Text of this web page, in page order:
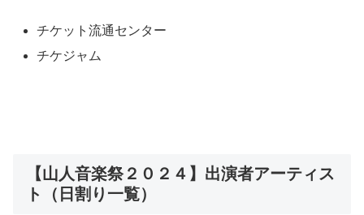
チケット流通センター
チケジャム
【山人音楽祭２０２４】出演者アーティス
ト（日割り一覧）